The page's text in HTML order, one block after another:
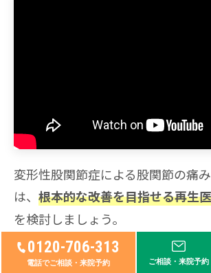
0120-706-313
電話でご相談・来院予約 ご相談・来院予約
変形性股関節症による股関節の痛
は、 根本的な改善を目指せる再生
を検討しましょう。
再生医療とは人間の持つ再生力を